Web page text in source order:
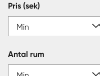
Pris (sek)
Antal rum